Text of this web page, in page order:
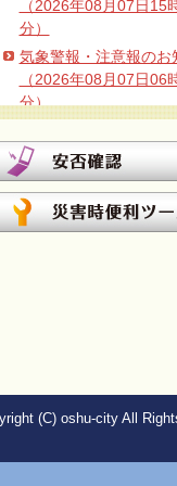
（2026年08月07日15
分）
気象警報・注意報のお
（2026年08月07日06
分）
（2026年08月06日16
分）
気象警報・注意報のお
（2026年08月05日15
分）
気象警報・注意報のお
(C) oshu-city All